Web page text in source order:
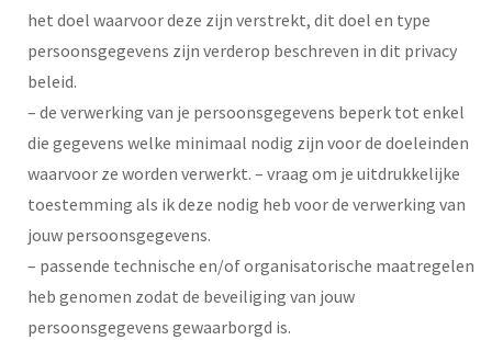
het doel waarvoor deze zijn verstrekt, dit doel en type
persoonsgegevens zijn verderop beschreven in dit privacy
beleid.
– de verwerking van je persoonsgegevens beperk tot enkel
die gegevens welke minimaal nodig zijn voor de doeleinden
waarvoor ze worden verwerkt. – vraag om je uitdrukkelijke
toestemming als ik deze nodig heb voor de verwerking van
jouw persoonsgegevens.
– passende technische en/of organisatorische maatregelen
heb genomen zodat de beveiliging van jouw
persoonsgegevens gewaarborgd is.